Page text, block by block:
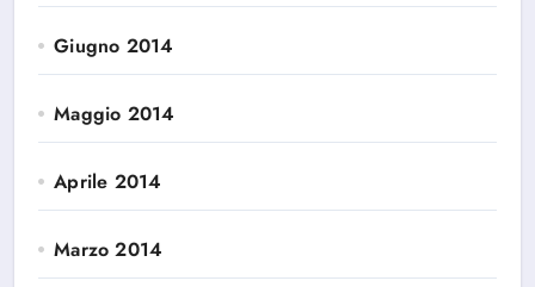
Giugno 2014
Maggio 2014
Aprile 2014
Marzo 2014